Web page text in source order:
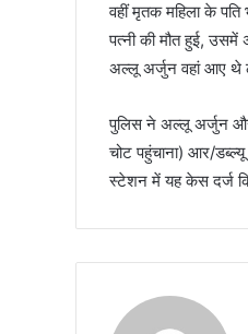
वहीं मृतक महिला के
पत्नी की मौत हुई, उसमें
अल्लू अर्जुन वहां आए थे
पुलिस ने अल्लू अर्जुन और
चोट पहुंचाना) आर/
स्टेशन में यह केस दर्ज